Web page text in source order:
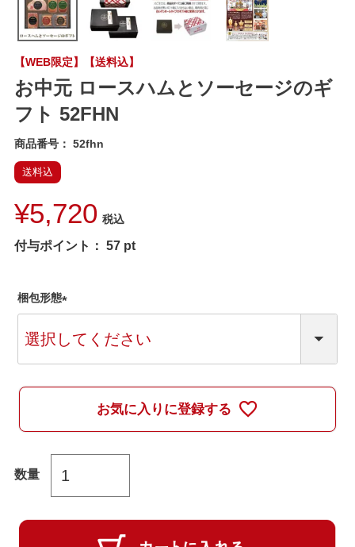
【WEB限定】【送料込】
お中元 ロースハムとソーセージのギ
フト 52FHN
商品番号 52fhn
送料込
¥5,720 税込
付与ポイント： 57 pt
梱包形態
必
お気に入りに登録する